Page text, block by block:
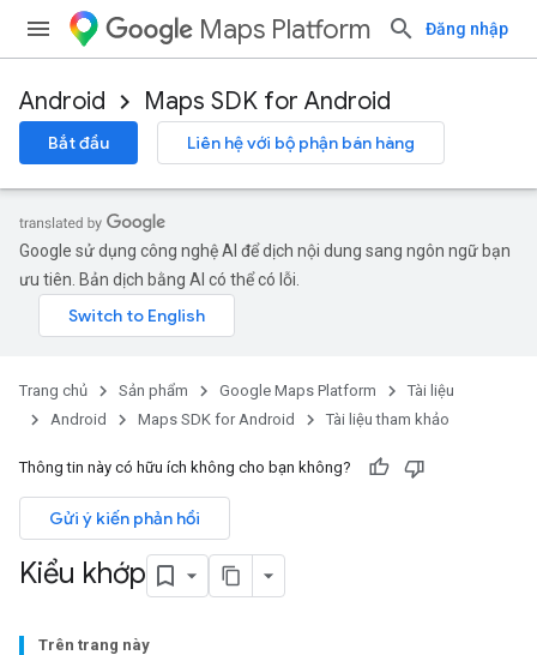
Maps Platform Đăng nhập
Android Maps SDK for Android
Bắt đầu Liên hệ với bộ phận bán hàng
Google sử dụng công nghệ AI để dịch nội dung sang ngôn ngữ bạn
ưu tiên. Bản dịch bằng AI có thể có lỗi.
Trang chủ Sản phẩm Google Maps Platform
Tài liệu
Android
Maps SDK for Android Tài liệu tham khảo
Thông tin này có hữu ích không cho bạn không?
Gửi ý kiến phản hồi
Kiểu khớp
Trên trang này